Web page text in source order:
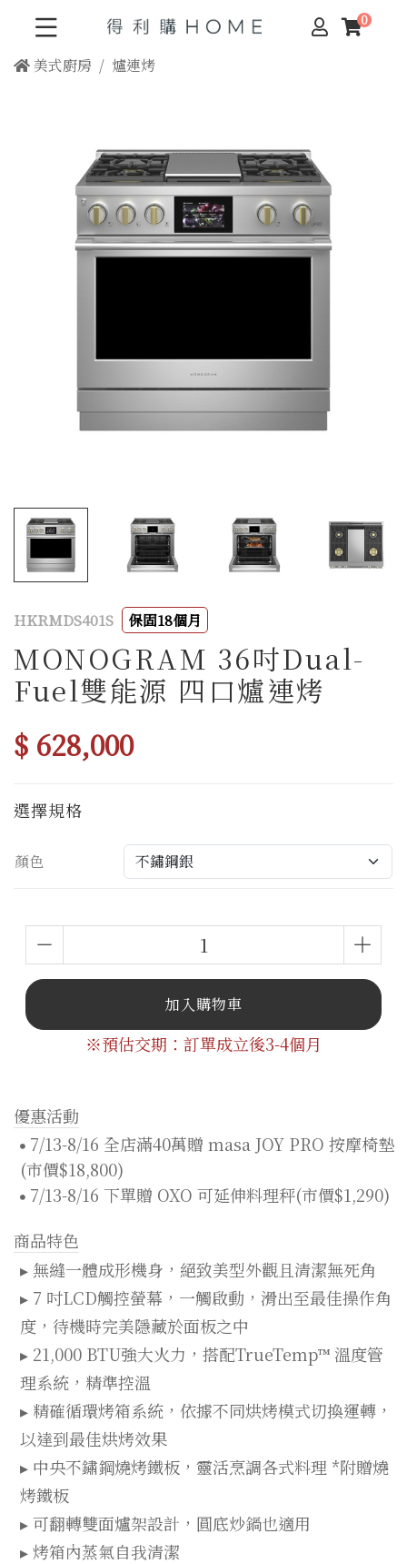
美式廚房 爐連烤
HKRMDS401S 保固18個月
MONOGRAM 36吋Dual-
Fuel雙能源 四口爐連烤
$ 628,000
選擇規格
顏色
加入購物車
※預估交期：訂單成立後3-4個月
優惠活動
7/13-8/16 全店滿40萬贈 masa JOY PRO 按摩椅墊
(市價$18,800)
7/13-8/16 下單贈 OXO 可延伸料理秤(市價$1,290)
商品特色
▸ 無縫一體成形機身，絕致美型外觀且清潔無死角
▸ 7 吋LCD觸控螢幕，一觸啟動，滑出至最佳操作角
度，待機時完美隱藏於面板之中
▸ 21,000 BTU強大火力，搭配TrueTemp™ 溫度管
理系統，精準控溫
▸ 精確循環烤箱系統，依據不同烘烤模式切換運轉，
以達到最佳烘烤效果
▸ 中央不鏽鋼燒烤鐵板，靈活烹調各式料理 *附贈燒
烤鐵板
▸ 可翻轉雙面爐架設計，圓底炒鍋也適用
▸ 烤箱內蒸氣自我清潔